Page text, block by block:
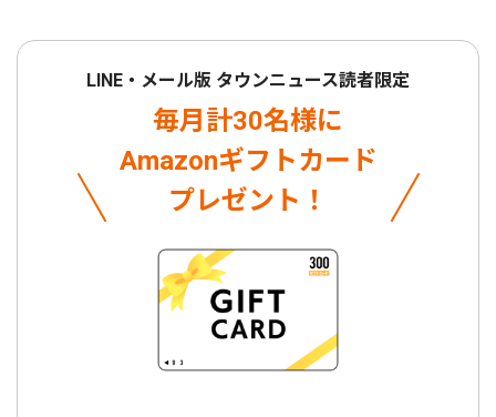
LINE・メール版 タウンニュース読者限定
毎月計30名様に
Amazonギフトカード
プレゼント！